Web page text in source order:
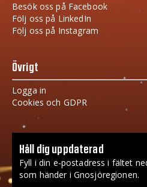
Besök oss på Facebook
Följ oss på LinkedIn
Följ oss på Instagram
Övrigt
Logga in
Cookies och GDPR
Håll dig uppdaterad
Fyll i din e-postadress i fältet
som händer i Gnosjöregionen.